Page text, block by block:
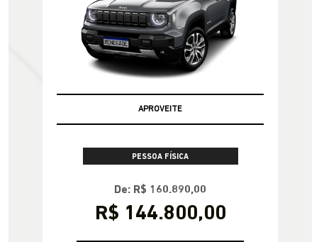
APROVEITE
PESSOA FÍSICA
De: R$ 160.890,00
R$ 144.800,00